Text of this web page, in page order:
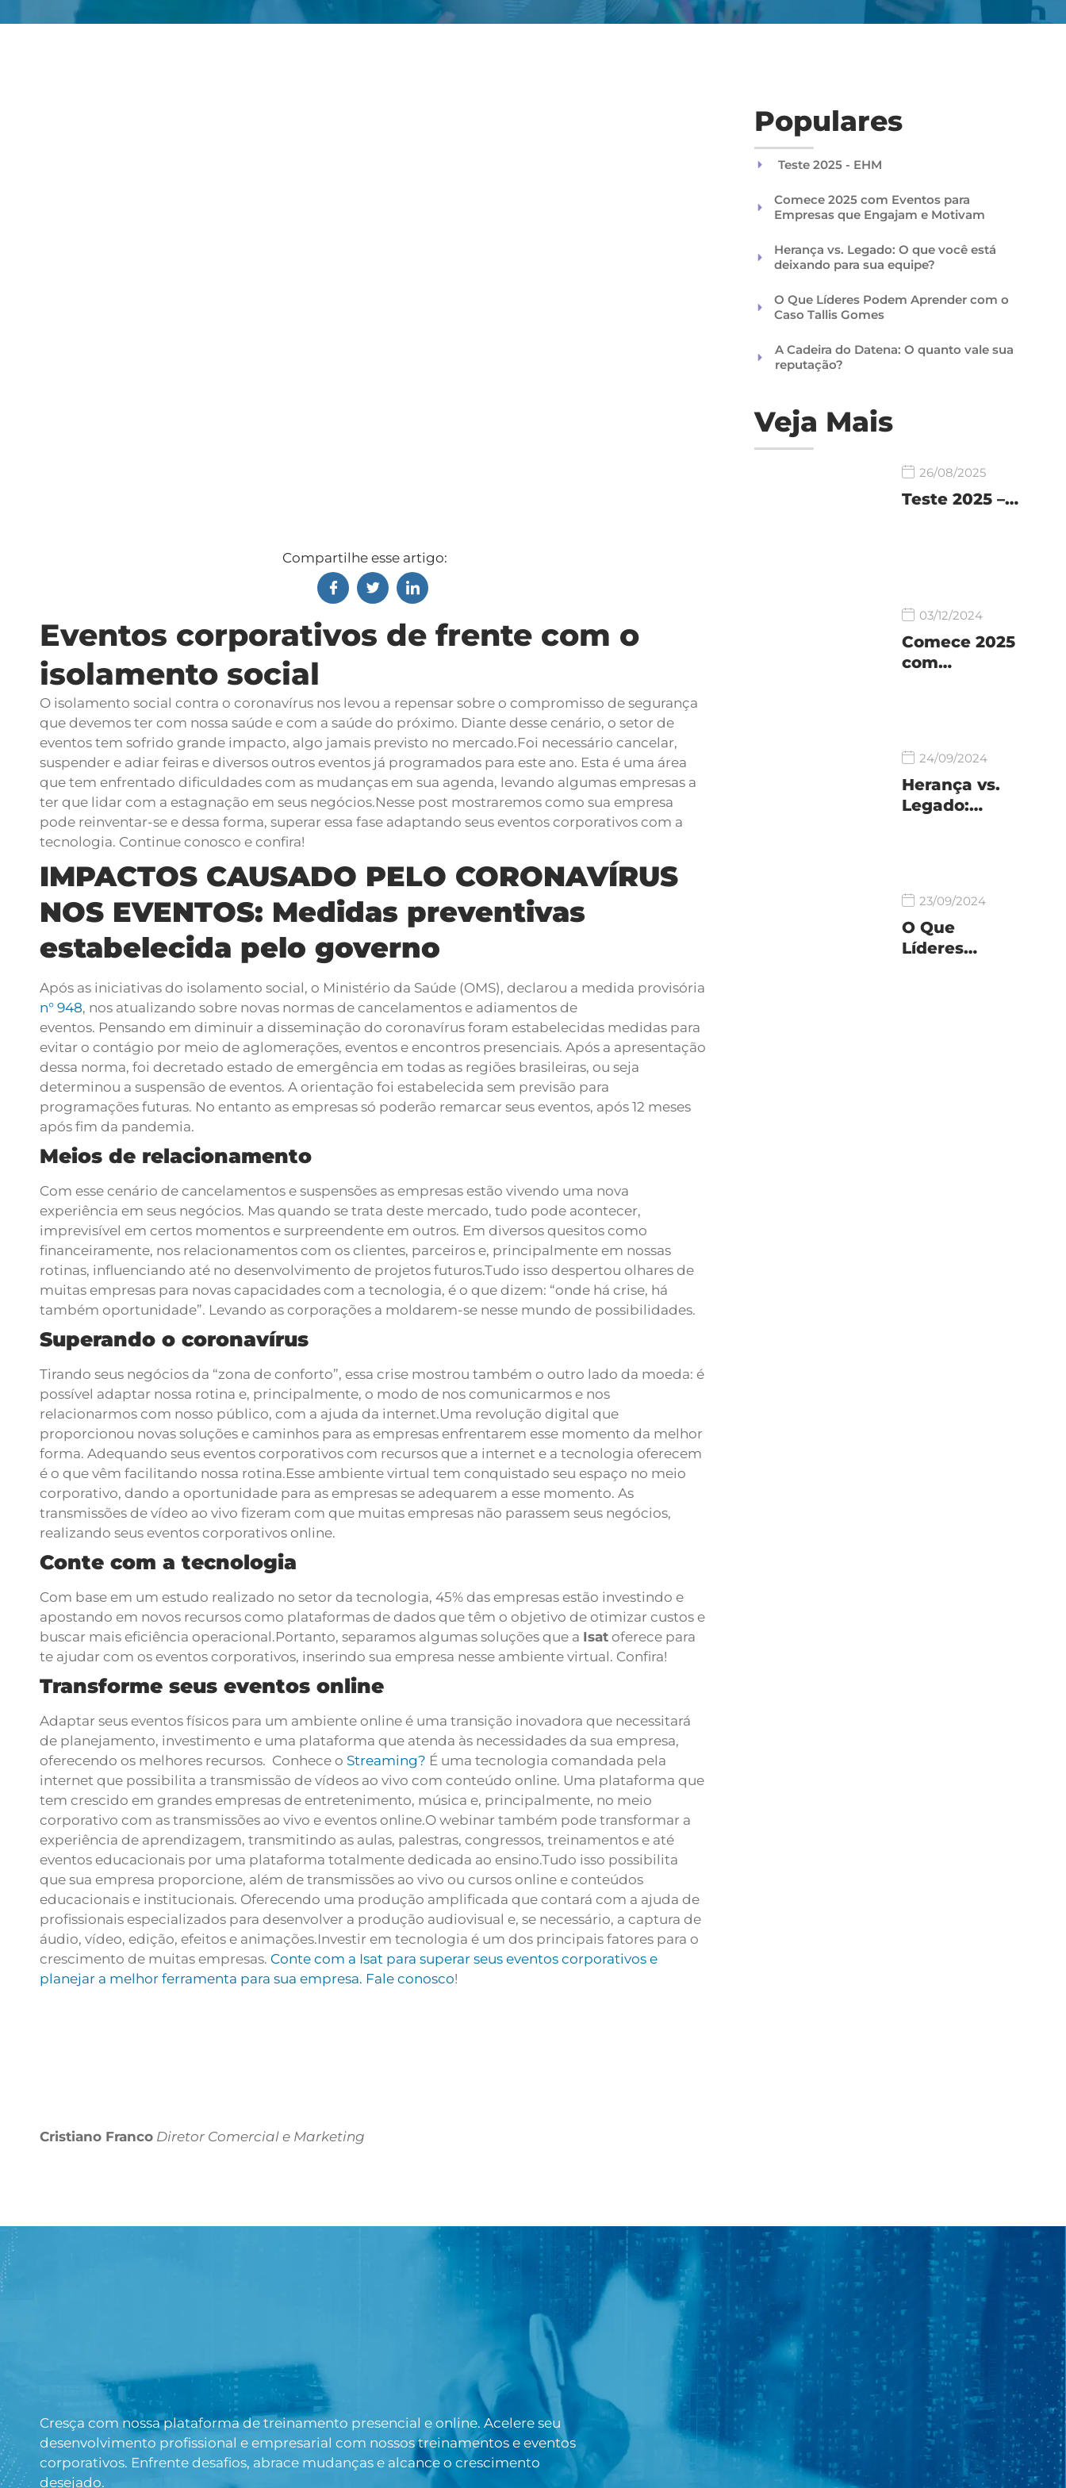
Compartilhe esse artigo:
Eventos corporativos de frente com o
isolamento social
O isolamento social contra o coronavírus nos levou a repensar sobre o compromisso de segurança
que devemos ter com nossa saúde e com a saúde do próximo. Diante desse cenário, o setor de
eventos tem sofrido grande impacto, algo jamais previsto no mercado.Foi necessário cancelar,
suspender e adiar feiras e diversos outros eventos já programados para este ano. Esta é uma área
que tem enfrentado dificuldades com as mudanças em sua agenda, levando algumas empresas a
ter que lidar com a estagnação em seus negócios.Nesse post mostraremos como sua empresa
pode reinventar-se e dessa forma, superar essa fase adaptando seus eventos corporativos com a
tecnologia. Continue conosco e confira!
IMPACTOS CAUSADO PELO CORONAVÍRUS
NOS EVENTOS: Medidas preventivas
estabelecida pelo governo
Após as iniciativas do isolamento social, o Ministério da Saúde (OMS), declarou a medida provisória
n° 948, nos atualizando sobre novas normas de cancelamentos e adiamentos de
eventos. Pensando em diminuir a disseminação do coronavírus foram estabelecidas medidas para
evitar o contágio por meio de aglomerações, eventos e encontros presenciais. Após a apresentação
dessa norma, foi decretado estado de emergência em todas as regiões brasileiras, ou seja
determinou a suspensão de eventos. A orientação foi estabelecida sem previsão para
programações futuras. No entanto as empresas só poderão remarcar seus eventos, após 12 meses
após fim da pandemia.
Meios de relacionamento
Com esse cenário de cancelamentos e suspensões as empresas estão vivendo uma nova
experiência em seus negócios. Mas quando se trata deste mercado, tudo pode acontecer,
imprevisível em certos momentos e surpreendente em outros. Em diversos quesitos como
financeiramente, nos relacionamentos com os clientes, parceiros e, principalmente em nossas
rotinas, influenciando até no desenvolvimento de projetos futuros.Tudo isso despertou olhares de
muitas empresas para novas capacidades com a tecnologia, é o que dizem: “onde há crise, há
também oportunidade”. Levando as corporações a moldarem-se nesse mundo de possibilidades.
Superando o coronavírus
Tirando seus negócios da “zona de conforto”, essa crise mostrou também o outro lado da moeda: é
possível adaptar nossa rotina e, principalmente, o modo de nos comunicarmos e nos
relacionarmos com nosso público, com a ajuda da internet.Uma revolução digital que
proporcionou novas soluções e caminhos para as empresas enfrentarem esse momento da melhor
forma. Adequando seus eventos corporativos com recursos que a internet e a tecnologia oferecem
é o que vêm facilitando nossa rotina.Esse ambiente virtual tem conquistado seu espaço no meio
corporativo, dando a oportunidade para as empresas se adequarem a esse momento. As
transmissões de vídeo ao vivo fizeram com que muitas empresas não parassem seus negócios,
realizando seus eventos corporativos online.
Conte com a tecnologia
Com base em um estudo realizado no setor da tecnologia, 45% das empresas estão investindo e
apostando em novos recursos como plataformas de dados que têm o objetivo de otimizar custos e
buscar mais eficiência operacional.Portanto, separamos algumas soluções que a Isat oferece para
te ajudar com os eventos corporativos, inserindo sua empresa nesse ambiente virtual. Confira!
Transforme seus eventos online
Adaptar seus eventos físicos para um ambiente online é uma transição inovadora que necessitará
de planejamento, investimento e uma plataforma que atenda às necessidades da sua empresa,
oferecendo os melhores recursos. Conhece o Streaming? É uma tecnologia comandada pela
internet que possibilita a transmissão de vídeos ao vivo com conteúdo online. Uma plataforma que
tem crescido em grandes empresas de entretenimento, música e, principalmente, no meio
corporativo com as transmissões ao vivo e eventos online.O webinar também pode transformar a
experiência de aprendizagem, transmitindo as aulas, palestras, congressos, treinamentos e até
eventos educacionais por uma plataforma totalmente dedicada ao ensino.Tudo isso possibilita
que sua empresa proporcione, além de transmissões ao vivo ou cursos online e conteúdos
educacionais e institucionais. Oferecendo uma produção amplificada que contará com a ajuda de
profissionais especializados para desenvolver a produção audiovisual e, se necessário, a captura de
áudio, vídeo, edição, efeitos e animações.Investir em tecnologia é um dos principais fatores para o
crescimento de muitas empresas. Conte com a Isat para superar seus eventos corporativos e
planejar a melhor ferramenta para sua empresa. Fale conosco!
Cristiano Franco Diretor Comercial e Marketing
Populares
Teste 2025 - EHM
Comece 2025 com Eventos para
Empresas que Engajam e Motivam
Herança vs. Legado: O que você está
deixando para sua equipe?
O Que Líderes Podem Aprender com o
Caso Tallis Gomes
A Cadeira do Datena: O quanto vale sua
reputação?
Veja Mais
26/08/2025
Teste 2025 –…
03/12/2024
Comece 2025
com…
24/09/2024
Herança vs.
Legado:…
23/09/2024
O Que
Líderes…
Cresça com nossa plataforma de treinamento presencial e online. Acelere seu
desenvolvimento profissional e empresarial com nossos treinamentos e eventos
corporativos. Enfrente desafios, abrace mudanças e alcance o crescimento
desejado.